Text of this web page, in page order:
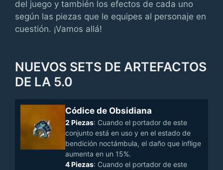
del juego y también los efectos de cada uno
según las piezas que le equipes al personaje en
cuestión. ¡Vamos allá!
NUEVOS SETS DE ARTEFACTOS
DE LA 5.0
Códice de Obsidiana
2 Piezas: Cuando el portador de este
conjunto está en uso y en el estado de
bendición noctámbula, el daño que inflige
aumenta en un 15%.
4 Piezas: Cuando el portador de este